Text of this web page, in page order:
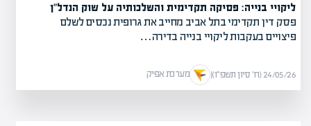
ליקויי בנייה: פסיקה תקדימית והשלכותיה על שוק הנדל"ן
פסק דין תקדימי בתל אביב מחייב את גרופית נכסים לשלם
פיצויים בעקבות ליקויי בנייה בדירה…
24/05/26 (ח׳ סיון תשפ״ו) | מערכת אפיק